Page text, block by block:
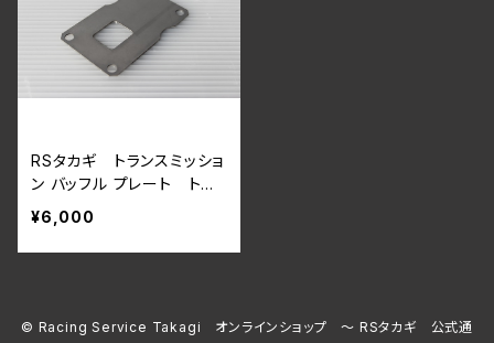
RSタカギ トランスミッショ
ン バッフル プレート トラ
ンスファー オイル付着防止
¥6,000
© Racing Service Takagi オンラインショップ ～ RSタカギ 公式通